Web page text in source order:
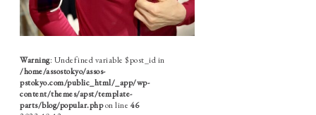
Warning: Undefined variable $post_id in
/home/assostokyo/assos-
pstokyo.com/public_html/_app/wp-
content/themes/apst/template-
parts/blog/popular.phpon line 46